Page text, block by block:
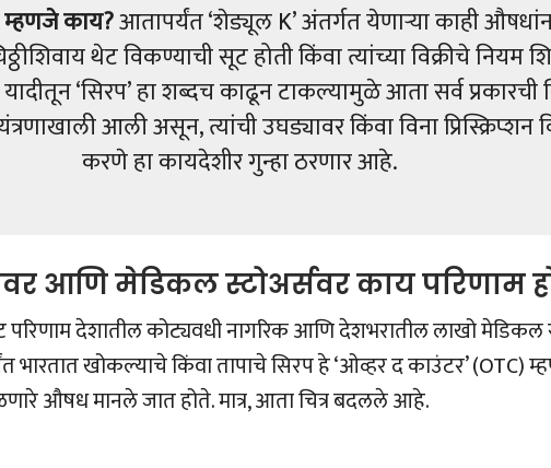
काय?आतापर्यंत ‘शेड्यूल K’ अंतर्गत येणाऱ्या काही
थेट विकण्याची सूट होती किंवा त्यांच्या विक्रीचे नियम
यादीतून ‘सिरप’ हा शब्दच काढून टाकल्यामुळे आता सर्व प्रकारची
आली असून, त्यांची उघड्यावर किंवा विना प्रिस्क्रिप्शन
करणे हा कायदेशीर गुन्हा ठरणार आहे.
आणि मेडिकल स्टोअर्सवर काय परिणाम
परिणाम देशातील कोट्यवधी नागरिक आणि देशभरातील लाखो मेडिकल
भारतात खोकल्याचे किंवा तापाचे सिरप हे ‘ओव्हर द काउंटर’ (OTC)
औषध मानले जात होते. मात्र, आता चित्र बदलले आहे.